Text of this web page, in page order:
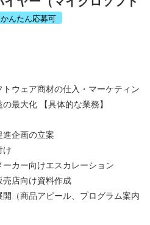
かんたん応募可
トウェア商材の仕入・マーケティン
最大化 【具体的な業務】
進企画の立案
け
ーカー向けエスカレーション
売店向け資料作成
開（商品アピール、プログラム案内